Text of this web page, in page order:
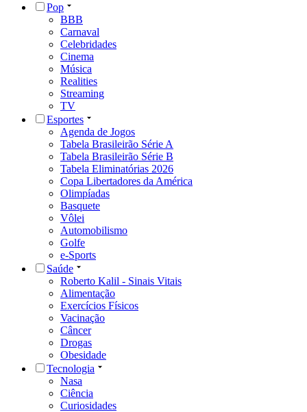
Pop
BBB
Carnaval
Celebridades
Cinema
Música
Realities
Streaming
TV
Esportes
Agenda de Jogos
Tabela Brasileirão Série A
Tabela Brasileirão Série B
Tabela Eliminatórias 2026
Copa Libertadores da América
Olimpíadas
Basquete
Vôlei
Automobilismo
Golfe
e-Sports
Saúde
Roberto Kalil - Sinais Vitais
Alimentação
Exercícios Físicos
Vacinação
Câncer
Drogas
Obesidade
Tecnologia
Nasa
Ciência
Curiosidades